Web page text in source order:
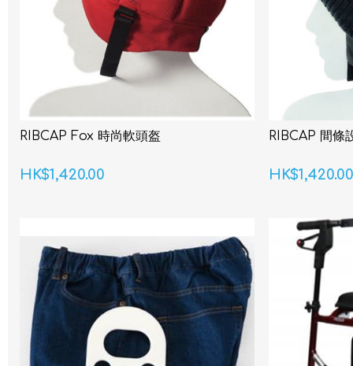
RIBCAP Fox 時尚軟頭盔
HK$1,420.00
RIBCAP 間條